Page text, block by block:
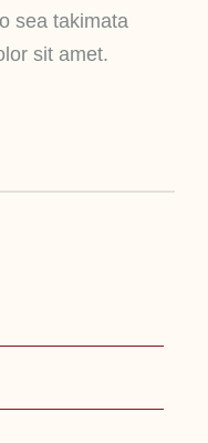
sea takimata
sit amet.